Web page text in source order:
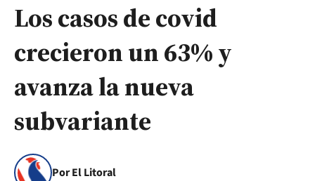
Los casos de covid
crecieron un 63% y
avanza la nueva
subvariante
Por El Litoral